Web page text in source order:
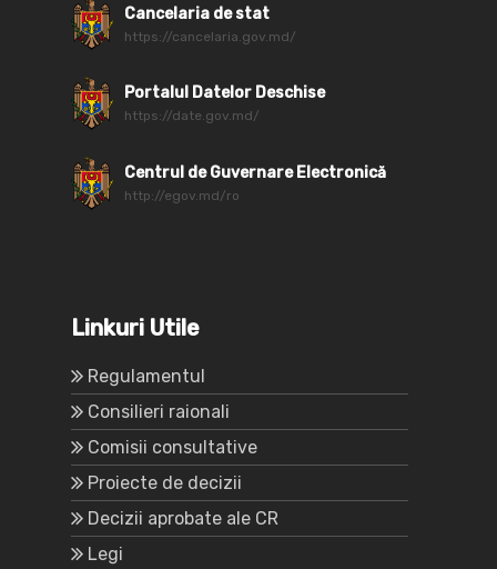
Cancelaria de stat
https://cancelaria.gov.md/
Portalul Datelor Deschise
https://date.gov.md/
Centrul de Guvernare Electronică
http://egov.md/ro
Linkuri Utile
Regulamentul
Consilieri raionali
Comisii consultative
Proiecte de decizii
Decizii aprobate ale CR
Legi